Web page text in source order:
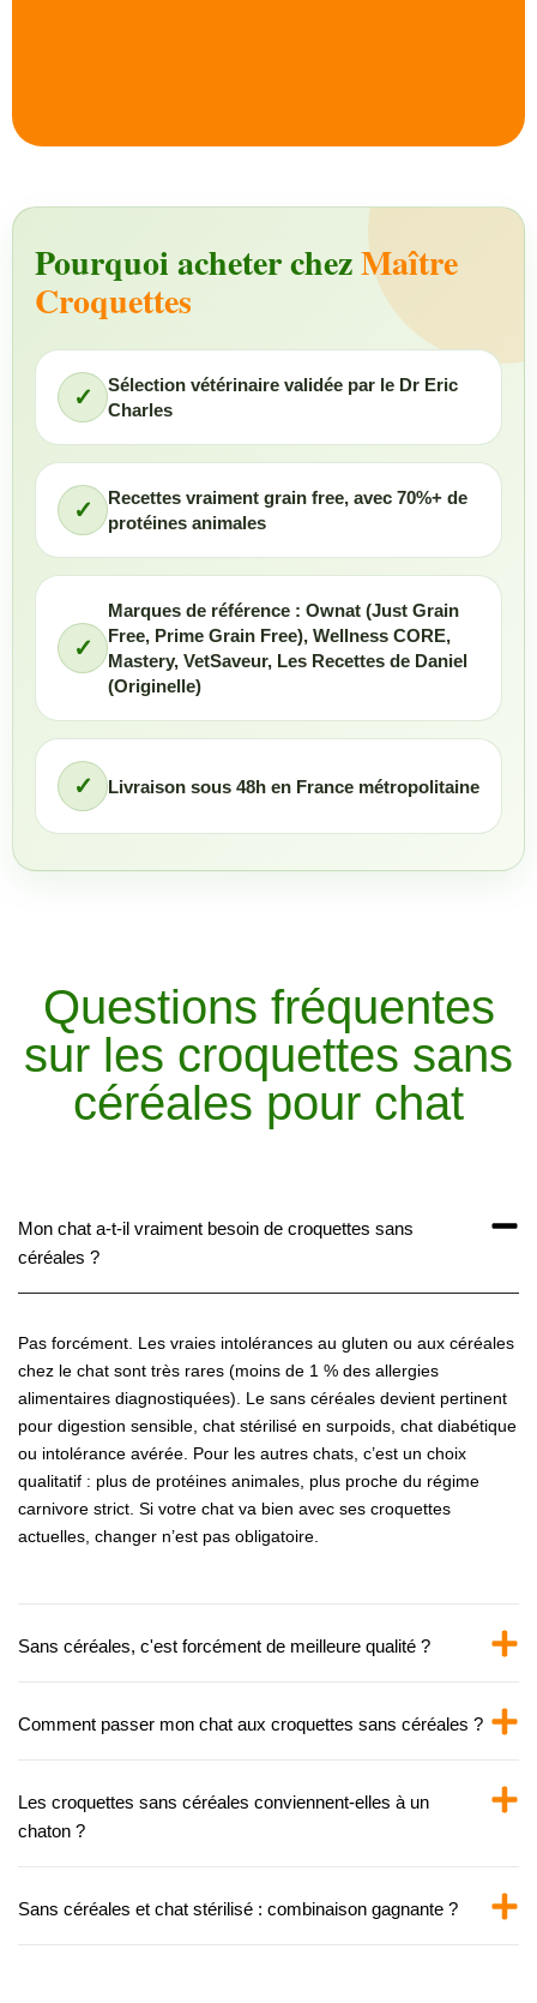
Pourquoi acheter chezMaître
Croquettes
✓
Sélection vétérinaire validée par le Dr Eric
Charles
✓
Recettes vraiment grain free, avec 70%+ de
protéines animales
✓
Marques de référence : Ownat (Just Grain
Free, Prime Grain Free), Wellness CORE,
Mastery, VetSaveur, Les Recettes de Daniel
(Originelle)
✓ Livraison sous 48h en France métropolitaine
Questions fréquentes
sur les croquettes sans
céréales pour chat
Mon chat a-t-il vraiment besoin de croquettes sans
céréales ?
Pas forcément. Les vraies intolérances au gluten ou aux céréales
chez le chat sont très rares (moins de 1 % des allergies
alimentaires diagnostiquées). Le sans céréales devient pertinent
pour digestion sensible, chat stérilisé en surpoids, chat diabétique
ou intolérance avérée. Pour les autres chats, c’est un choix
qualitatif : plus de protéines animales, plus proche du régime
carnivore strict. Si votre chat va bien avec ses croquettes
actuelles, changer n’est pas obligatoire.
Sans céréales, c'est forcément de meilleure qualité ?
Comment passer mon chat aux croquettes sans céréales ?
Les croquettes sans céréales conviennent-elles à un
chaton ?
Sans céréales et chat stérilisé : combinaison gagnante ?